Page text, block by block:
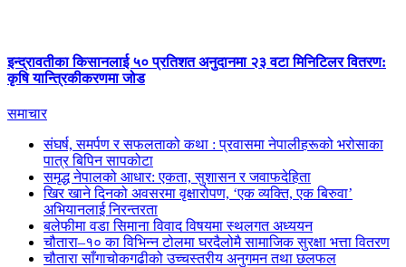
इन्द्रावतीका किसानलाई ५० प्रतिशत अनुदानमा २३ वटा मिनिटिलर वितरण:
कृषि यान्त्रिकीकरणमा जोड
समाचार
संघर्ष, समर्पण र सफलताको कथा : प्रवासमा नेपालीहरूको भरोसाका
पात्र बिपिन सापकोटा
समृद्ध नेपालको आधार: एकता, सुशासन र जवाफदेहिता
खिर खाने दिनको अवसरमा वृक्षारोपण, ‘एक व्यक्ति, एक बिरुवा’
अभियानलाई निरन्तरता
बलेफीमा वडा सिमाना विवाद विषयमा स्थलगत अध्ययन
चौतारा–१० का विभिन्न टोलमा घरदैलोमै सामाजिक सुरक्षा भत्ता वितरण
चौतारा साँगाचोकगढीको उच्चस्तरीय अनुगमन तथा छलफल